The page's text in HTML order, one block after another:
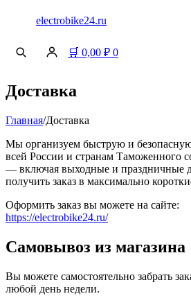
electrobike24.ru
🛒 0,00 ₽ 0
Доставка
Главная/Доставка
Мы организуем быструю и
всей России и странам Таможенного
— включая выходные и праздничные
получить заказ в максимально
Оформить заказ вы можете на сайте:
https://electrobike24.ru/
Самовывоз из магазина
Вы можете самостоятельно забрать
любой день недели.